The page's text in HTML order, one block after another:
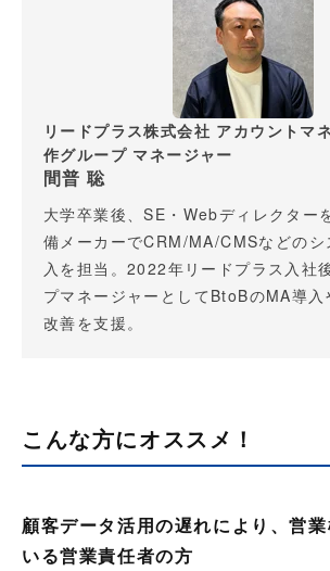
リードプラス株式会社 アカウントマ
作グループ マネージャー
間普 聡
大学卒業後、SE・Webディレクター
備メーカーでCRM/MA/CMSなどのシ
入を担当。2022年リードプラス入社
プマネージャーとしてBtoBのMA導入
改善を支援。
こんな方にオススメ！
顧客データ活用の遅れにより、営
いる営業責任者の方